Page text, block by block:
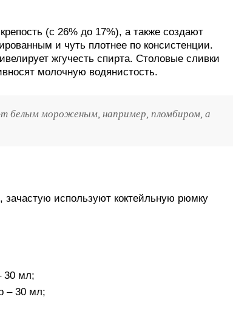
(с 26% до 17%), а также создают
и чуть плотнее по консистенции.
жгучесть спирта. Столовые сливки
молочную водянистость.
белым мороженым, например, пломбиром, а
зачастую используют коктейльную рюмку
30 мл;
– 30 мл;